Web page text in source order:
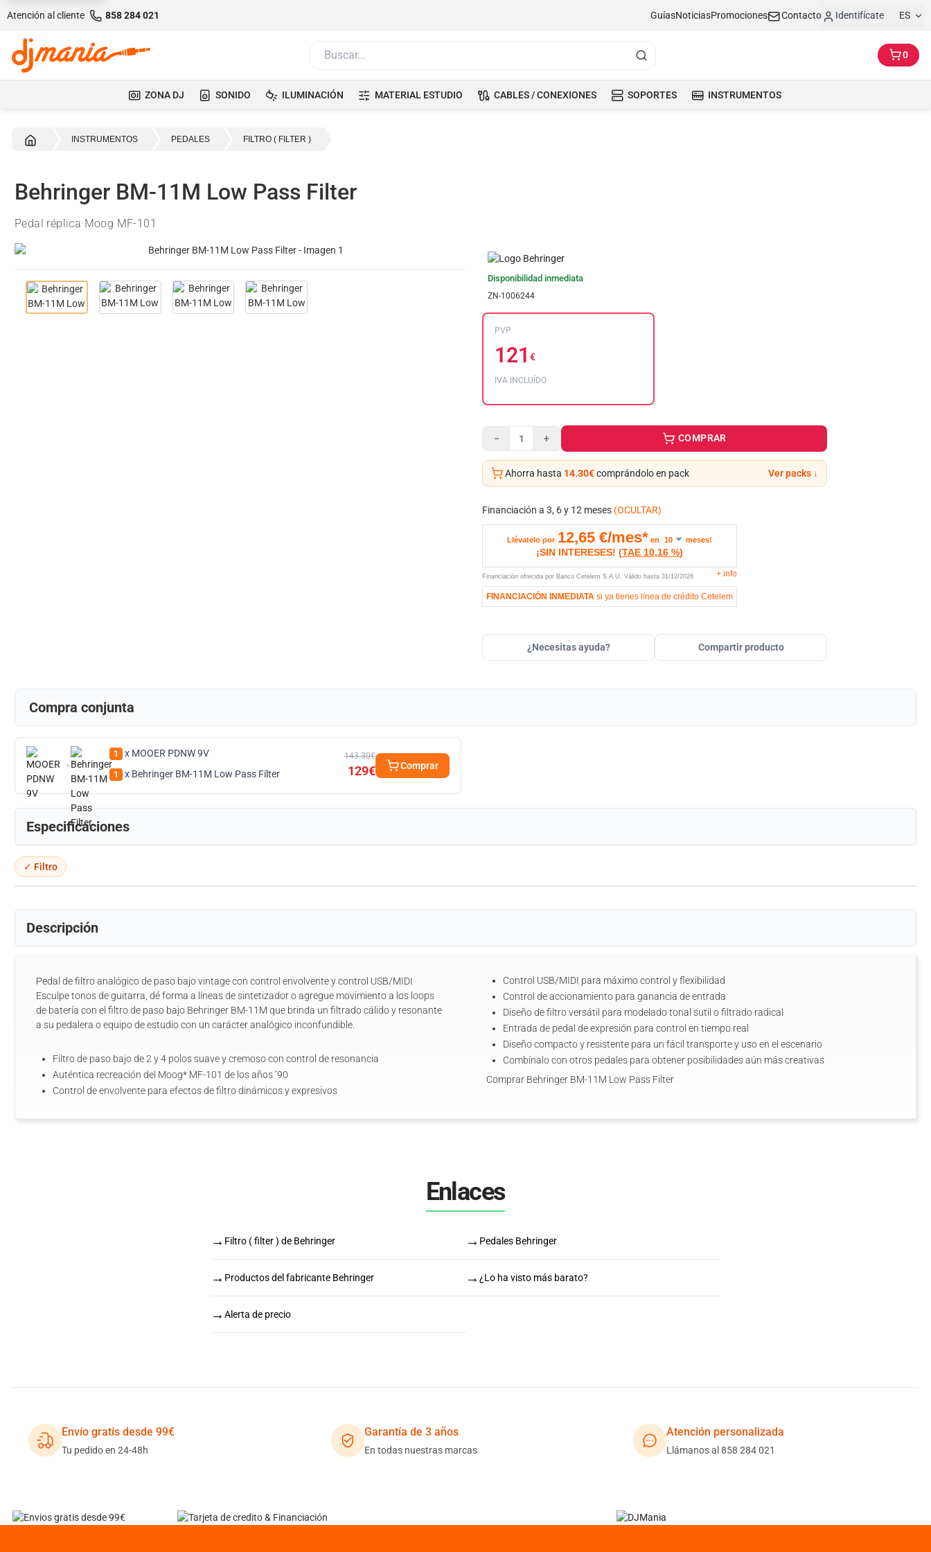
Atención al cliente 858 284 021 GuíasNoticiasPromociones Contacto Identifícate ES
0
ZONA DJ SONIDO ILUMINACIÓN MATERIAL ESTUDIO CABLES / CONEXIONES SOPORTES INSTRUMENTOS
INSTRUMENTOS PEDALES FILTRO ( FILTER )
Behringer BM-11M Low Pass Filter
Pedal réplica Moog MF-101
Disponibilidad inmediata
ZN-1006244
PVP
121 €
IVA INCLUÍDO
− + COMPRAR
Ahorra hasta 14.30€comprándolo en pack Ver packs ↓
Financiación a 3, 6 y 12 meses (OCULTAR)
Llévatelo por 12,65 €/mes* en meses!
¡SIN INTERESES! (TAE 10,16 %)
Financiación ofrecida por Banco Cetelem S.A.U. Válido hasta 31/12/2026 + info
FINANCIACIÓN INMEDIATA si ya tienes línea de crédito Cetelem
¿Necesitas ayuda? Compartir producto
Compra conjunta
+
1 x MOOER PDNW 9V
1 x Behringer BM-11M Low Pass Filter
143.30€
129€ Comprar
Especificaciones
✓ Filtro
Descripción
Pedal de filtro analógico de paso bajo vintage con control envolvente y control USB/MIDI
Esculpe tonos de guitarra, dé forma a líneas de sintetizador o agregue movimiento a los loops
de batería con el filtro de paso bajo Behringer BM-11M que brinda un filtrado cálido y resonante
a su pedalera o equipo de estudio con un carácter analógico inconfundible.
Filtro de paso bajo de 2 y 4 polos suave y cremoso con control de resonancia
Auténtica recreación del Moog* MF-101 de los años ’90
Control de envolvente para efectos de filtro dinámicos y expresivos
Control USB/MIDI para máximo control y flexibilidad
Control de accionamiento para ganancia de entrada
Diseño de filtro versátil para modelado tonal sutil o filtrado radical
Entrada de pedal de expresión para control en tiempo real
Diseño compacto y resistente para un fácil transporte y uso en el escenario
Combínalo con otros pedales para obtener posibilidades aún más creativas
Comprar Behringer BM-11M Low Pass Filter
Enlaces
→ Filtro ( filter ) de Behringer → Pedales Behringer
→ Productos del fabricante Behringer → ¿Lo ha visto más barato?
→ Alerta de precio
Envío gratis desde 99€
Tu pedido en 24-48h
Garantía de 3 años
En todas nuestras marcas
Atención personalizada
Llámanos al 858 284 021